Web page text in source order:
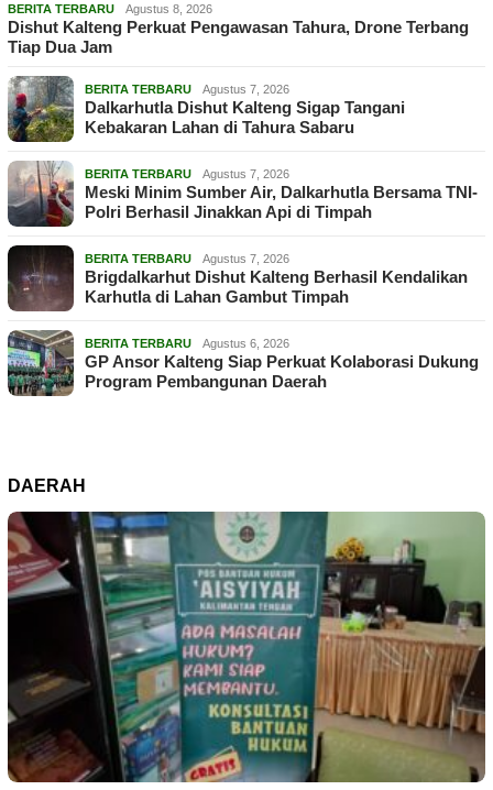
BERITA TERBARU Agustus 8, 2026
Dishut Kalteng Perkuat Pengawasan Tahura, Drone Terbang
Tiap Dua Jam
BERITA TERBARU Agustus 7, 2026
Dalkarhutla Dishut Kalteng Sigap Tangani
Kebakaran Lahan di Tahura Sabaru
BERITA TERBARU Agustus 7, 2026
Meski Minim Sumber Air, Dalkarhutla Bersama TNI-
Polri Berhasil Jinakkan Api di Timpah
BERITA TERBARU Agustus 7, 2026
Brigdalkarhut Dishut Kalteng Berhasil Kendalikan
Karhutla di Lahan Gambut Timpah
BERITA TERBARU Agustus 6, 2026
GP Ansor Kalteng Siap Perkuat Kolaborasi Dukung
Program Pembangunan Daerah
DAERAH